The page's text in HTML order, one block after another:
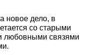
новое дело, в
со старыми
любовными связями